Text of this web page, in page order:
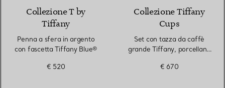
Collezione T by
Tiffany
Penna a sfera in argento
con fascetta Tiffany Blue®
€ 520
Collezione Tiffany
Cups
Set con tazza da caffè
grande Tiffany, porcellana
€ 670